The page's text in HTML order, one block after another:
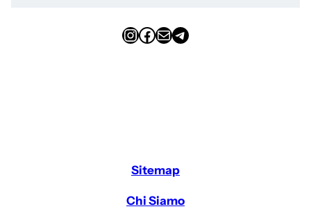
InstagramFacebook Email Telegram
Sitemap
Chi Siamo